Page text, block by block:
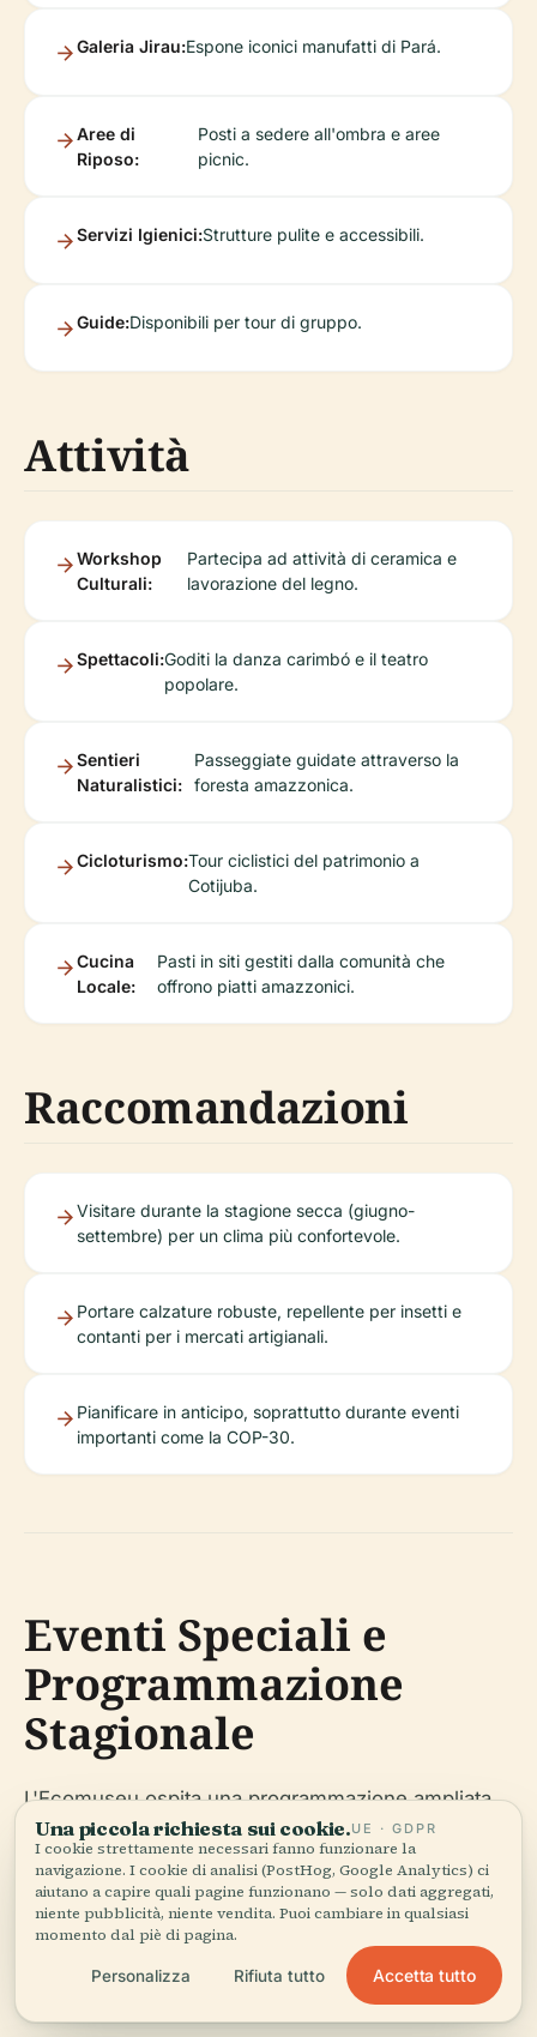
Galeria Jirau:Espone iconici manufatti di Pará.
Aree di
Riposo:
Posti a sedere all'ombra e aree
picnic.
Servizi Igienici:Strutture pulite e accessibili.
Guide:Disponibili per tour di gruppo.
Attività
Workshop
Culturali:
Partecipa ad attività di ceramica e
lavorazione del legno.
Spettacoli:Goditi la danza carimbó e il teatro
popolare.
Sentieri
Naturalistici:
Passeggiate guidate attraverso la
foresta amazzonica.
Cicloturismo:Tour ciclistici del patrimonio a
Cotijuba.
Cucina
Locale:
Pasti in siti gestiti dalla comunità che
offrono piatti amazzonici.
Raccomandazioni
Visitare durante la stagione secca (giugno-
settembre) per un clima più confortevole.
Portare calzature robuste, repellente per insetti e
contanti per i mercati artigianali.
Pianificare in anticipo, soprattutto durante eventi
importanti come la COP-30.
Eventi Speciali e
Programmazione
Stagionale
L'Ecomuseu ospita una programmazione ampliata
durante eventi come la Semana Nacional de
Museus e l'imminente COP-30, offrendo tour della
memoria, percorsi del patrimonio e festeggiamenti
comunitari ( RedePará).
Una piccola richiesta sui cookie.UE · GDPR
I cookie strettamente necessari fanno funzionare la
navigazione. I cookie di analisi (PostHog, Google Analytics) ci
aiutano a capire quali pagine funzionano — solo dati aggregati,
niente pubblicità, niente vendita. Puoi cambiare in qualsiasi
momento dal piè di pagina.
Personalizza Rifiuta tutto Accetta tutto